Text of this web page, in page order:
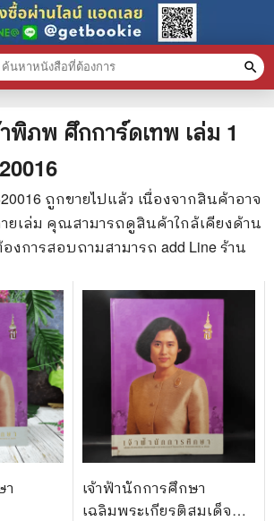
พิภพ ศึกการ์ดเทพ เล่ม 1
ถูกขายไปแล้ว เนื่องจากสินค้าอาจ
ยเล่ม คุณสามารถดูสินค้าใกล้เคียงด้าน
งการสอบถามสามารถ add Line ร้าน
า
เจ้าฟ้านักการศึกษา
เฉลิมพระเกียรติสมเด็จ
search
วดหมู่สินค้า clear
แต้มเท่านั้น
เรื่องสั้น